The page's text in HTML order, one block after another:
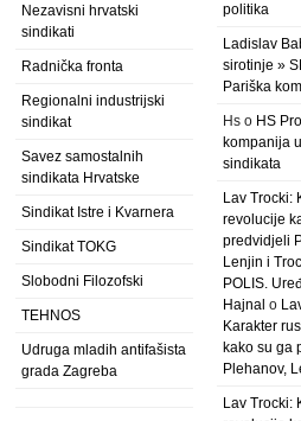
Nezavisni hrvatski
sindikati
Radnička fronta
Regionalni industrijski
sindikat
Savez samostalnih
sindikata Hrvatske
Sindikat Istre i Kvarnera
Sindikat TOKG
Slobodni Filozofski
TEHNOS
Udruga mladih antifašista
grada Zagreba
politika
Ladislav
sirotinje »
Pariška
Hs o HS
kompanija
sindikata
Lav Trocki:
revolucije
predvidjeli
Lenjin i
POLIS.
Hajnal o
Karakter
kako su ga
Plehanov,
Lav Trocki: